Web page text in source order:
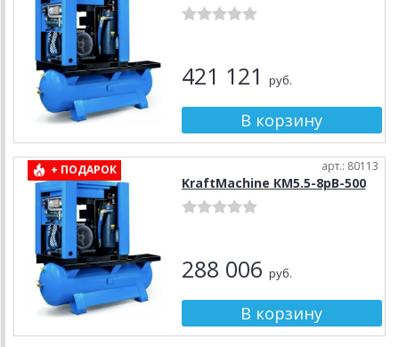
421 121 руб.
+ ПОДАРОК арт.: 80113
KraftMachine КМ5.5-8рВ-500
288 006 руб.